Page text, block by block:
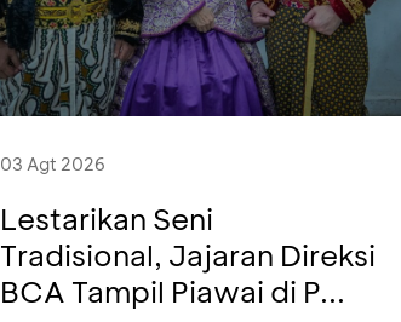
03 Agt 2026
Lestarikan Seni
Tradisional, Jajaran Direksi
BCA Tampil Piawai di P...